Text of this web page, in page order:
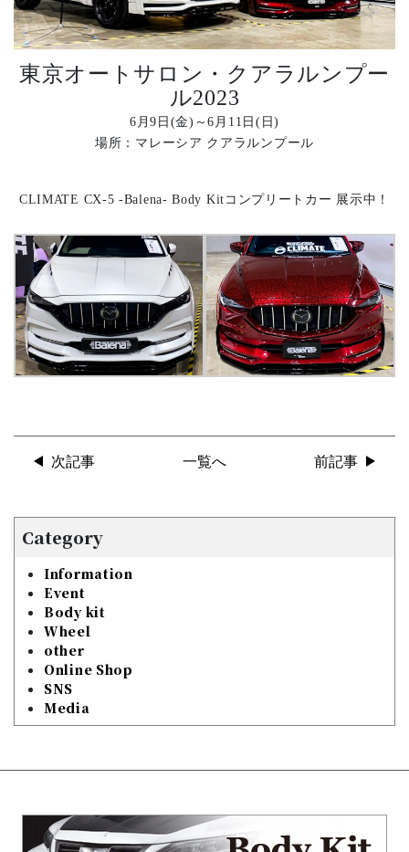
東京オートサロン・クアラルンプー
ル2023
6月9日(金)～6月11日(日)
場所：マレーシア クアラルンプール
CLIMATE CX-5 -Balena- Body Kitコンプリートカー 展示中！
次記事 一覧へ 前記事
Category
Information
Event
Body kit
Wheel
other
Online Shop
SNS
Media